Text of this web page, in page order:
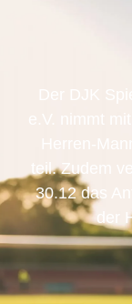
Der DJK
e.V. nimmt
Herren-
teil. Zudem
30.12 das
der